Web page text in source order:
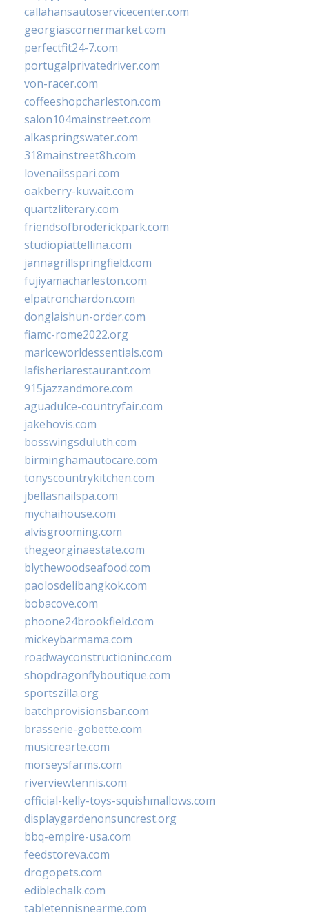
callahansautoservicecenter.com
georgiascornermarket.com
perfectfit24-7.com
portugalprivatedriver.com
von-racer.com
coffeeshopcharleston.com
salon104mainstreet.com
alkaspringswater.com
318mainstreet8h.com
lovenailsspari.com
oakberry-kuwait.com
quartzliterary.com
friendsofbroderickpark.com
studiopiattellina.com
jannagrillspringfield.com
fujiyamacharleston.com
elpatronchardon.com
donglaishun-order.com
fiamc-rome2022.org
mariceworldessentials.com
lafisheriarestaurant.com
915jazzandmore.com
aguadulce-countryfair.com
jakehovis.com
bosswingsduluth.com
birminghamautocare.com
tonyscountrykitchen.com
jbellasnailspa.com
mychaihouse.com
alvisgrooming.com
thegeorginaestate.com
blythewoodseafood.com
paolosdelibangkok.com
bobacove.com
phoone24brookfield.com
mickeybarmama.com
roadwayconstructioninc.com
shopdragonflyboutique.com
sportszilla.org
batchprovisionsbar.com
brasserie-gobette.com
musicrearte.com
morseysfarms.com
riverviewtennis.com
official-kelly-toys-squishmallows.com
displaygardenonsuncrest.org
bbq-empire-usa.com
feedstoreva.com
drogopets.com
ediblechalk.com
tabletennisnearme.com